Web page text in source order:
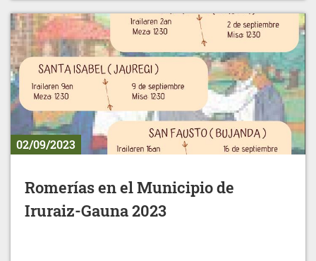
02/09/2023
Romerías en el Municipio de
Iruraiz-Gauna 2023